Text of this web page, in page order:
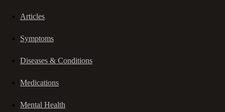
Articles
Symptoms
Diseases & Conditions
Medications
Mental Health